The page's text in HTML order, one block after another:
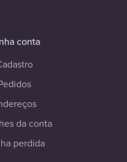
conta
da conta
perdida